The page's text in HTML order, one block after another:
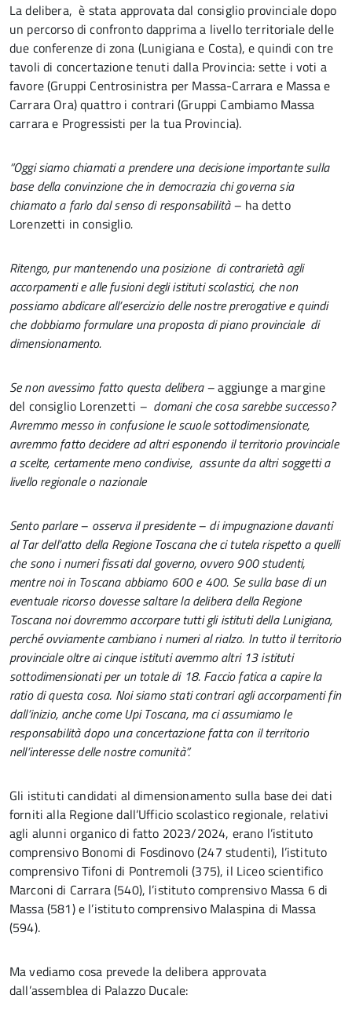
La delibera, è stata approvata dal consiglio provinciale dopo
un percorso di confronto dapprima a livello territoriale delle
due conferenze di zona (Lunigiana e Costa), e quindi con tre
tavoli di concertazione tenuti dalla Provincia: sette i voti a
favore (Gruppi Centrosinistra per Massa-Carrara e Massa e
Carrara Ora) quattro i contrari (Gruppi Cambiamo Massa
carrara e Progressisti per la tua Provincia).
“Oggi siamo chiamati a prendere una decisione importante sulla
base della convinzione che in democrazia chi governa sia
chiamato a farlo dal senso di responsabilità – ha detto
Lorenzetti in consiglio.
Ritengo, pur mantenendo una posizione di contrarietà agli
accorpamenti e alle fusioni degli istituti scolastici, che non
possiamo abdicare all’esercizio delle nostre prerogative e quindi
che dobbiamo formulare una proposta di piano provinciale di
dimensionamento.
Se non avessimo fatto questa delibera –aggiunge a margine
del consiglio Lorenzetti – domani che cosa sarebbe successo?
Avremmo messo in confusione le scuole sottodimensionate,
avremmo fatto decidere ad altri esponendo il territorio provinciale
a scelte, certamente meno condivise, assunte da altri soggetti a
livello regionale o nazionale
Sento parlare – osserva il presidente – di impugnazione davanti
al Tar dell’atto della Regione Toscana che ci tutela rispetto a quelli
che sono i numeri fissati dal governo, ovvero 900 studenti,
mentre noi in Toscana abbiamo 600 e 400. Se sulla base di un
eventuale ricorso dovesse saltare la delibera della Regione
Toscana noi dovremmo accorpare tutti gli istituti della Lunigiana,
perché ovviamente cambiano i numeri al rialzo. In tutto il territorio
provinciale oltre ai cinque istituti avemmo altri 13 istituti
sottodimensionati per un totale di 18. Faccio fatica a capire la
ratio di questa cosa. Noi siamo stati contrari agli accorpamenti fin
dall’inizio, anche come Upi Toscana, ma ci assumiamo le
responsabilità dopo una concertazione fatta con il territorio
nell’interesse delle nostre comunità”.
Gli istituti candidati al dimensionamento sulla base dei dati
forniti alla Regione dall’Ufficio scolastico regionale, relativi
agli alunni organico di fatto 2023/2024, erano l’istituto
comprensivo Bonomi di Fosdinovo (247 studenti), l’istituto
comprensivo Tifoni di Pontremoli (375), il Liceo scientifico
Marconi di Carrara (540), l’istituto comprensivo Massa 6 di
Massa (581) e l’istituto comprensivo Malaspina di Massa
(594).
Ma vediamo cosa prevede la delibera approvata
dall’assemblea di Palazzo Ducale: